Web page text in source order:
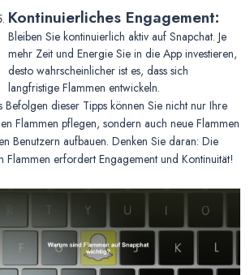
Kontinuierliches Engagement:
Bleiben Sie kontinuierlich aktiv auf Snapchat. Je
mehr Zeit und Energie Sie in die App investieren,
desto wahrscheinlicher ist es, dass sich
langfristige Flammen entwickeln.
Befolgen dieser Tipps können Sie nicht nur Ihre
Flammen pflegen, sondern auch neue Flammen
Benutzern aufbauen. Denken Sie daran: Die
Flammen erfordert Engagement und Kontinuität!